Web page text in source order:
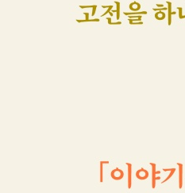
로 잠겨드는 밤 _ 에밀리 브론테 (